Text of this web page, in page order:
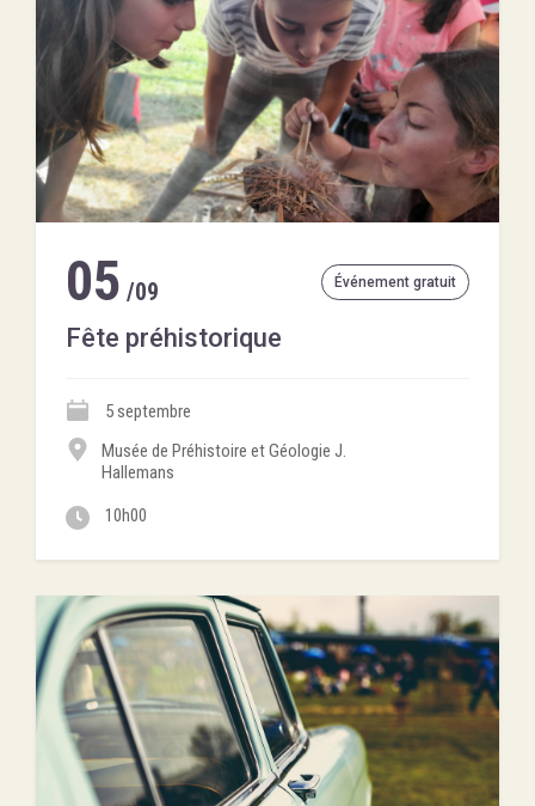
05 /09
Fête préhistorique
Événement gratuit
5 septembre
Musée de Préhistoire et Géologie J.
Hallemans
10h00